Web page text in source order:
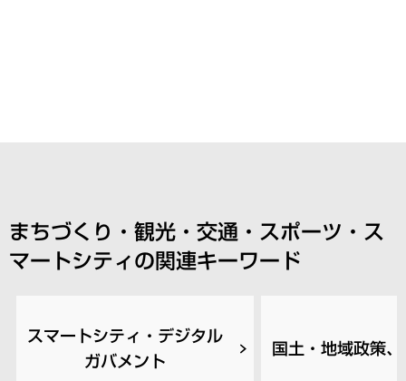
まちづくり・観光・交通・スポーツ・ス
マートシティの関連キーワード
スマートシティ・デジタル
ガバメント
国土・地域政策